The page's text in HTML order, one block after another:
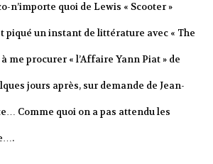
quoi de Lewis « Scooter »
piqué un instant de littérature avec « The
procurer « l’Affaire Yann Piat » de
jours après, sur demande de Jean-
Comme quoi on a pas attendu les